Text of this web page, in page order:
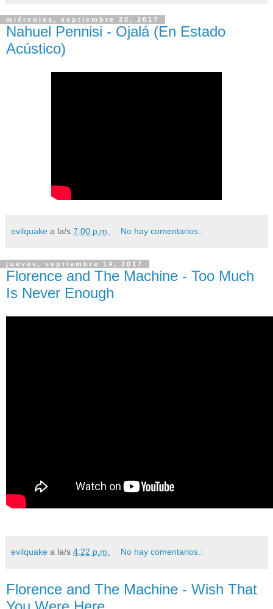
miércoles, septiembre 20, 2017
Nahuel Pennisi - Ojalá (En Estado
Acústico)
evilquake a la/s 7:00 p.m. No hay comentarios.:
jueves, septiembre 14, 2017
Florence and The Machine - Too Much
Is Never Enough
evilquake a la/s 4:22 p.m. No hay comentarios.:
Florence and The Machine - Wish That